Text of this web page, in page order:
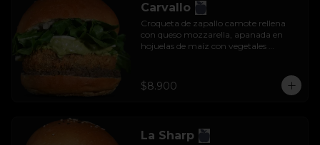
Carvallo
Croqueta de zapallo camote rellena
con queso mozzarella, apanada en
hojuelas de maíz con vegetales
$8.900
La Sharp